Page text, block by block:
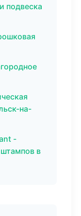
подвеска
на-
-
в